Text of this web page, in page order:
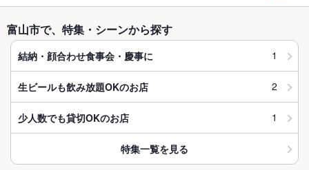
富山市で、特集・シーンから探す
結納・顔合わせ食事会・慶事に 1
生ビールも飲み放題OKのお店 2
少人数でも貸切OKのお店 1
特集一覧を見る